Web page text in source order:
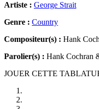
Artiste : George Strait
Genre : Country
Compositeur(s) : Hank
Parolier(s) : Hank Cochran
JOUER CETTE